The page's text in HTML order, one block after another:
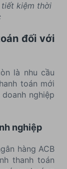
tiết kiệm thời
đối với
là nhu cầu
toán mới
nghiệp
nghiệp
hàng ACB
thanh toán